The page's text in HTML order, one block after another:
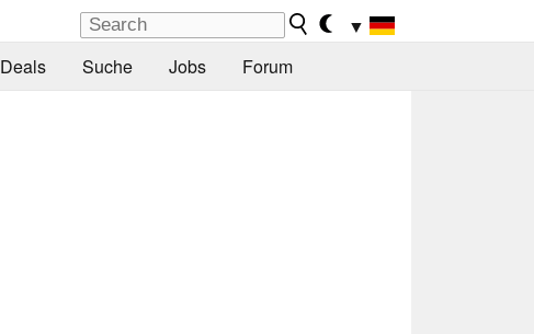
▼
Deals Suche Jobs Forum